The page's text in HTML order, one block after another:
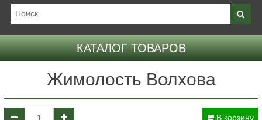
КАТАЛОГ ТОВАРОВ
Жимолость Волхова
В корзину